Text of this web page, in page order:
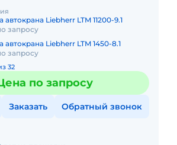
автокрана Liebherr LTM 11200-9.1
запросу
автокрана Liebherr LTM 1450-8.1
запросу
32
по запросу
Заказать Обратный звонок